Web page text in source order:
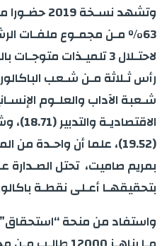
وتشهد نسـخة
63% مـن مجمـوع ملفـات
لاحتـلال 3 تلميـذات
رأس ثـلاثة مـن شـعب
(19.52)، علما أن واحـدة
بمريم صاميت، تحتل الصـدارة
بتحقيقهـا أعـلى نقطـة